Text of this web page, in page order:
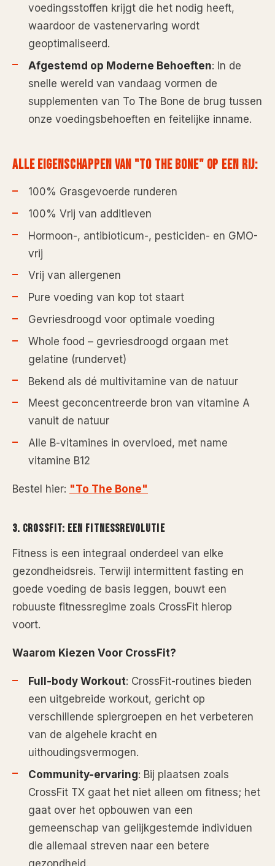
voedingsstoffen krijgt die het nodig heeft,
waardoor de vastenervaring wordt
geoptimaliseerd.
Afgestemd op Moderne Behoeften: In de
snelle wereld van vandaag vormen de
supplementen van To The Bone de brug tussen
onze voedingsbehoeften en feitelijke inname.
ALLE EIGENSCHAPPEN VAN "TO THE BONE" OP EEN RIJ:
100% Grasgevoerde runderen
100% Vrij van additieven
Hormoon-, antibioticum-, pesticiden- en GMO-
vrij
Vrij van allergenen
Pure voeding van kop tot staart
Gevriesdroogd voor optimale voeding
Whole food – gevriesdroogd orgaan met
gelatine (rundervet)
Bekend als dé multivitamine van de natuur
Meest geconcentreerde bron van vitamine A
vanuit de natuur
Alle B-vitamines in overvloed, met name
vitamine B12
Bestel hier: "To The Bone"
3. CROSSFIT: EEN FITNESSREVOLUTIE
Fitness is een integraal onderdeel van elke
gezondheidsreis. Terwijl intermittent fasting en
goede voeding de basis leggen, bouwt een
robuuste fitnessregime zoals CrossFit hierop
voort.
Waarom Kiezen Voor CrossFit?
Full-body Workout: CrossFit-routines bieden
een uitgebreide workout, gericht op
verschillende spiergroepen en het verbeteren
van de algehele kracht en
uithoudingsvermogen.
Community-ervaring: Bij plaatsen zoals
CrossFit TX gaat het niet alleen om fitness; het
gaat over het opbouwen van een
gemeenschap van gelijkgestemde individuen
die allemaal streven naar een betere
gezondheid.